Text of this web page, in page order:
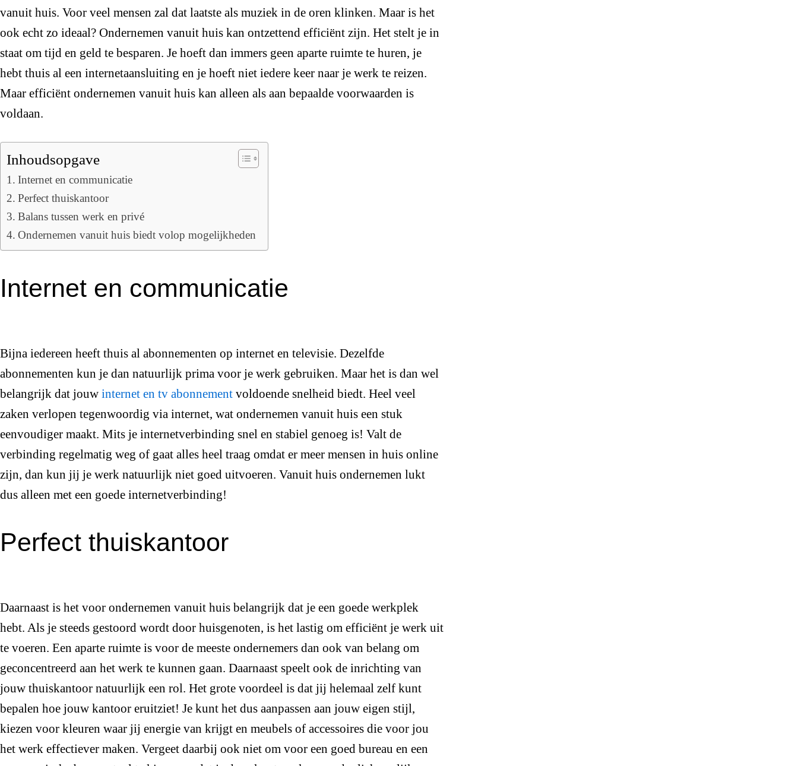
vanuit huis. Voor veel mensen zal dat laatste als muziek in de oren klinken. Maar is het
ook echt zo ideaal? Ondernemen vanuit huis kan ontzettend efficiënt zijn. Het stelt je in
staat om tijd en geld te besparen. Je hoeft dan immers geen aparte ruimte te huren, je
hebt thuis al een internetaansluiting en je hoeft niet iedere keer naar je werk te reizen.
Maar efficiënt ondernemen vanuit huis kan alleen als aan bepaalde voorwaarden is
voldaan.
Inhoudsopgave
Internet en communicatie
Perfect thuiskantoor
Balans tussen werk en privé
Ondernemen vanuit huis biedt volop mogelijkheden
Internet en communicatie
Bijna iedereen heeft thuis al abonnementen op internet en televisie. Dezelfde
abonnementen kun je dan natuurlijk prima voor je werk gebruiken. Maar het is dan wel
belangrijk dat jouw internet en tv abonnement voldoende snelheid biedt. Heel veel
zaken verlopen tegenwoordig via internet, wat ondernemen vanuit huis een stuk
eenvoudiger maakt. Mits je internetverbinding snel en stabiel genoeg is! Valt de
verbinding regelmatig weg of gaat alles heel traag omdat er meer mensen in huis online
zijn, dan kun jij je werk natuurlijk niet goed uitvoeren. Vanuit huis ondernemen lukt
dus alleen met een goede internetverbinding!
Perfect thuiskantoor
Daarnaast is het voor ondernemen vanuit huis belangrijk dat je een goede werkplek
hebt. Als je steeds gestoord wordt door huisgenoten, is het lastig om efficiënt je werk uit
te voeren. Een aparte ruimte is voor de meeste ondernemers dan ook van belang om
geconcentreerd aan het werk te kunnen gaan. Daarnaast speelt ook de inrichting van
jouw thuiskantoor natuurlijk een rol. Het grote voordeel is dat jij helemaal zelf kunt
bepalen hoe jouw kantoor eruitziet! Je kunt het dus aanpassen aan jouw eigen stijl,
kiezen voor kleuren waar jij energie van krijgt en meubels of accessoires die voor jou
het werk effectiever maken. Vergeet daarbij ook niet om voor een goed bureau en een